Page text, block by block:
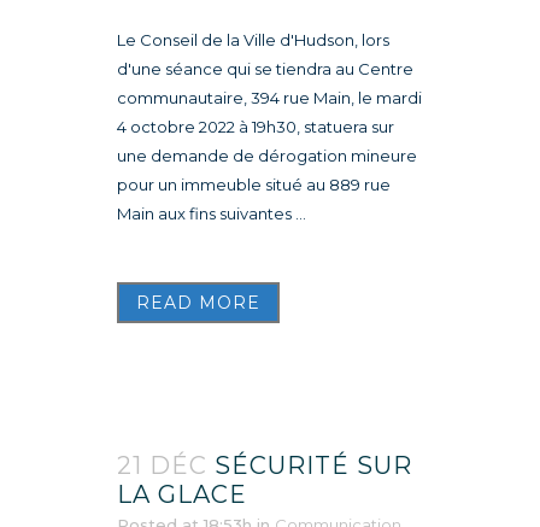
Le Conseil de la Ville d'Hudson, lors
d'une séance qui se tiendra au Centre
communautaire, 394 rue Main, le mardi
4 octobre 2022 à 19h30, statuera sur
une demande de dérogation mineure
pour un immeuble situé au 889 rue
Main aux fins suivantes ...
READ MORE
21 DÉC SÉCURITÉ SUR
LA GLACE